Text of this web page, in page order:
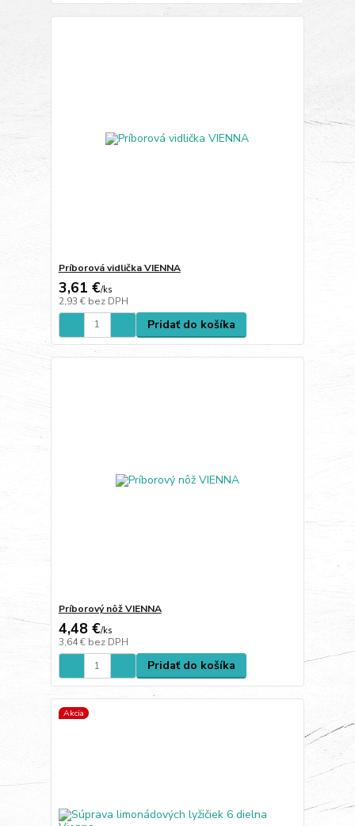
Príborová vidlička VIENNA
3,61 €/ks
2,93 € bez DPH
Pridať do košíka
Príborový nôž VIENNA
4,48 €/ks
3,64 € bez DPH
Pridať do košíka
Akcia